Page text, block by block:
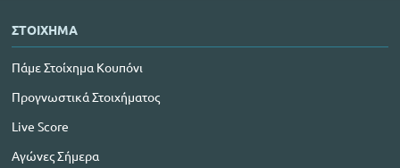
ΣΤΟΙΧΗΜΑ
Πάμε Στοίχημα Κουπόνι
Προγνωστικά Στοιχήματος
Live Score
Αγώνες Σήμερα